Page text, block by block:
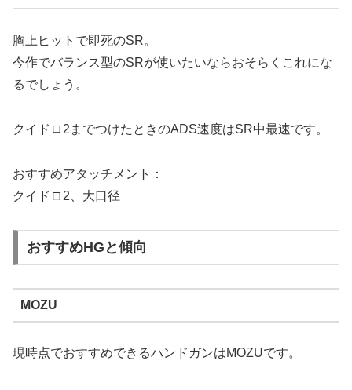
胸上ヒットで即死のSR。
今作でバランス型のSRが使いたいならおそらくこれにな
るでしょう。
クイドロ2までつけたときのADS速度はSR中最速です。
おすすめアタッチメント：
クイドロ2、大口径
おすすめHGと傾向
MOZU
現時点でおすすめできるハンドガンはMOZUです。